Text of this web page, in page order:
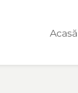
Acasă